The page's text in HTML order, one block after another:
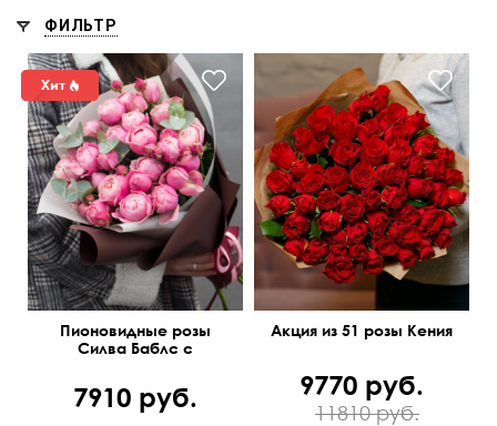
ФИЛЬТР
Пионовидные розы
Силва Баблс с
7910 руб.
Мини-розочки 40 см
Акция из 51 розы Кения
9770 руб.
11810 руб.